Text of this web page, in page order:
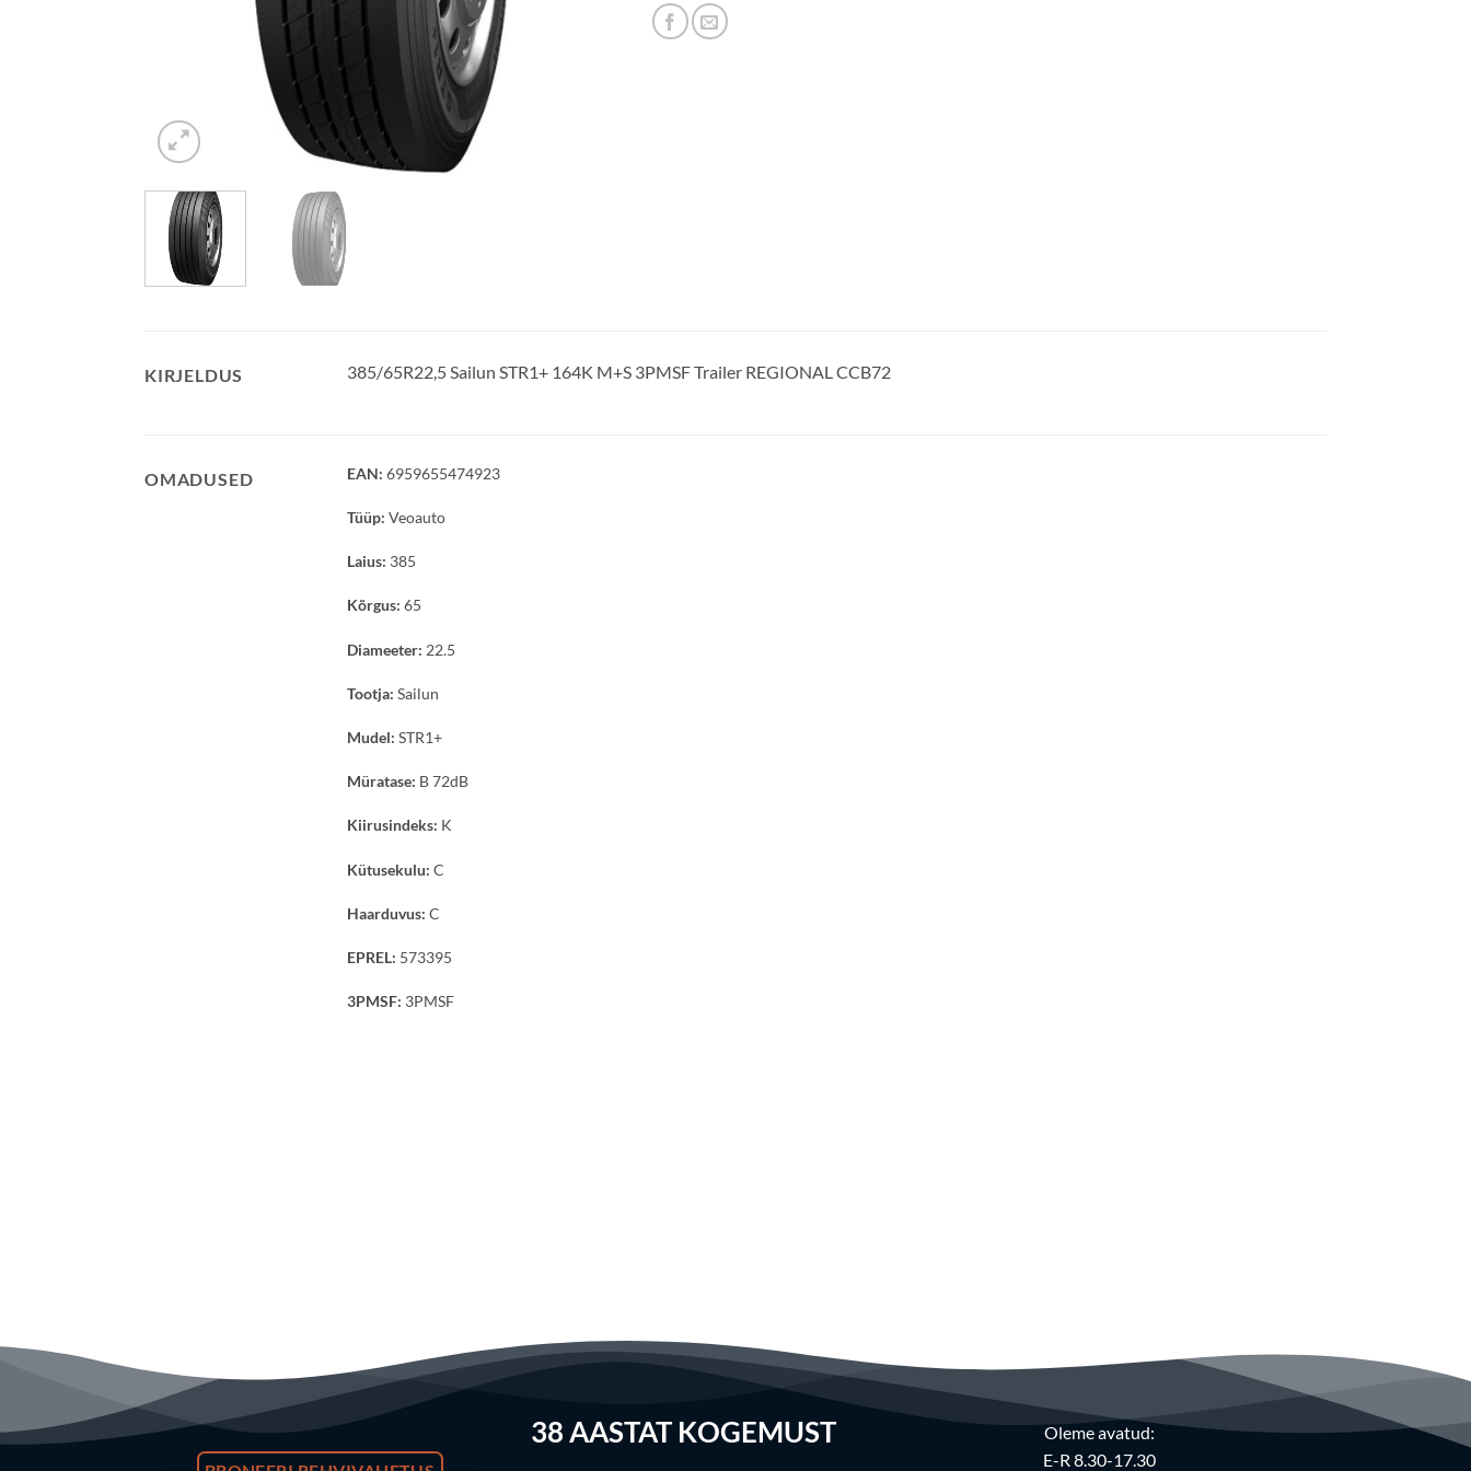
KIRJELDUS 385/65R22,5 Sailun STR1+ 164K M+S 3PMSF Trailer REGIONAL CCB72
OMADUSED EAN: 6959655474923
Tüüp: Veoauto
Laius: 385
Kõrgus: 65
Diameeter: 22.5
Tootja: Sailun
Mudel: STR1+
Müratase: B 72dB
Kiirusindeks: K
Kütusekulu: C
Haarduvus: C
EPREL: 573395
3PMSF: 3PMSF
38 AASTAT KOGEMUST
Oleme avatud:
E-R 8.30-17.30